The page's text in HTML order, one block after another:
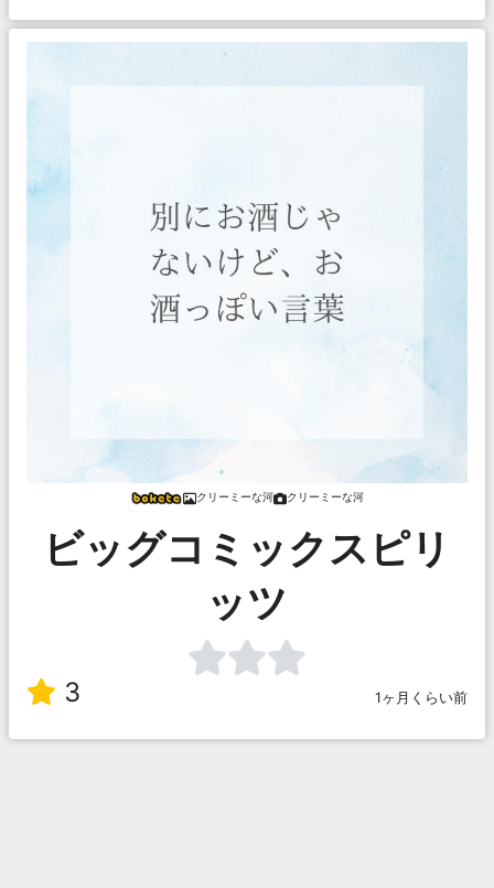
クリーミーな河 クリーミーな河
ビッグコミックスピリ
ッツ
3 1ヶ月くらい前